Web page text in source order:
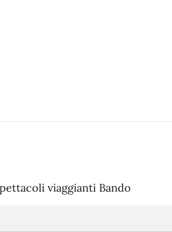
viaggianti Bando